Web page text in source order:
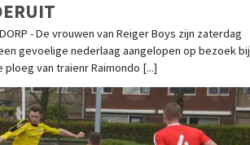
- De vrouwen van Reiger Boys zijn zaterdag
gevoelige nederlaag aangelopen op bezoek bij
ploeg van traienr Raimondo [...]